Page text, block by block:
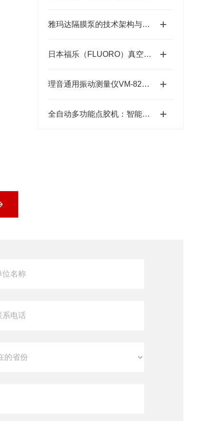
雅玛达隔膜泵的技术架构与工业流体输送应用领域
日本福乐（FLUORO）真空吸笔半导体精密搬运工具-藤田光学
理音通用振动测量仪VM-82A的功能特性与设备维护应用
全自动多功能点胶机：智能制造中的精密“画师”